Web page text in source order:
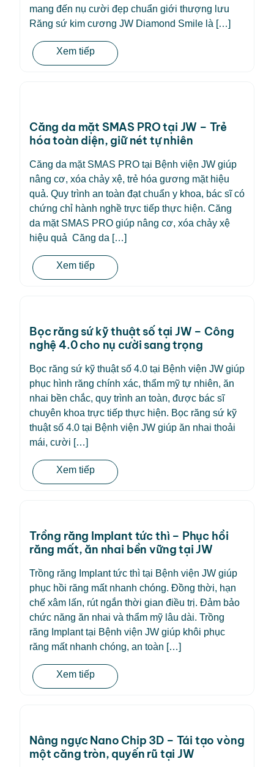
mang đến nụ cười đẹp chuẩn giới thượng lưu
Răng sứ kim cương JW Diamond Smile là […]
Xem tiếp
Căng da mặt SMAS PRO tại JW – Trẻ
hóa toàn diện, giữ nét tự nhiên
Căng da mặt SMAS PRO tại Bệnh viện JW giúp
nâng cơ, xóa chảy xệ, trẻ hóa gương mặt hiệu
quả. Quy trình an toàn đạt chuẩn y khoa, bác sĩ có
chứng chỉ hành nghề trực tiếp thực hiện. Căng
da mặt SMAS PRO giúp nâng cơ, xóa chảy xệ
hiệu quả Căng da […]
Xem tiếp
Bọc răng sứ kỹ thuật số tại JW – Công
nghệ 4.0 cho nụ cười sang trọng
Bọc răng sứ kỹ thuật số 4.0 tại Bệnh viện JW giúp
phục hình răng chính xác, thẩm mỹ tự nhiên, ăn
nhai bền chắc, quy trình an toàn, được bác sĩ
chuyên khoa trực tiếp thực hiện. Bọc răng sứ kỹ
thuật số 4.0 tại Bệnh viện JW giúp ăn nhai thoải
mái, cười […]
Xem tiếp
Trồng răng Implant tức thì – Phục hồi
răng mất, ăn nhai bền vững tại JW
Trồng răng Implant tức thì tại Bệnh viện JW giúp
phục hồi răng mất nhanh chóng. Đồng thời, hạn
chế xâm lấn, rút ngắn thời gian điều trị. Đảm bảo
chức năng ăn nhai và thẩm mỹ lâu dài. Trồng
răng Implant tại Bệnh viện JW giúp khôi phục
răng mất nhanh chóng, an toàn […]
Xem tiếp
Nâng ngực Nano Chip 3D – Tái tạo vòng
một căng tròn, quyến rũ tại JW